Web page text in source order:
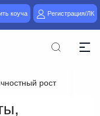
коуча Регистрация/ЛК
рост